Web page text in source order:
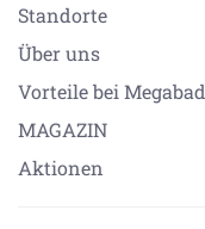
Standorte
Über uns
Vorteile bei Megabad
MAGAZIN
Aktionen